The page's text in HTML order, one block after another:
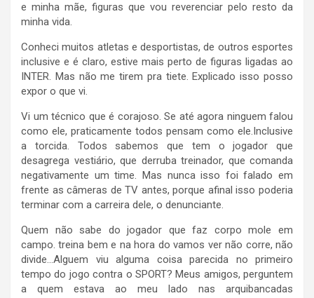
e minha mãe, figuras que vou reverenciar pelo resto da
minha vida.
Conheci muitos atletas e desportistas, de outros esportes
inclusive e é claro, estive mais perto de figuras ligadas ao
INTER. Mas não me tirem pra tiete. Explicado isso posso
expor o que vi.
Vi um técnico que é corajoso. Se até agora ninguem falou
como ele, praticamente todos pensam como ele.Inclusive
a torcida. Todos sabemos que tem o jogador que
desagrega vestiário, que derruba treinador, que comanda
negativamente um time. Mas nunca isso foi falado em
frente as câmeras de TV antes, porque afinal isso poderia
terminar com a carreira dele, o denunciante.
Quem não sabe do jogador que faz corpo mole em
campo. treina bem e na hora do vamos ver não corre, não
divide…Alguem viu alguma coisa parecida no primeiro
tempo do jogo contra o SPORT? Meus amigos, perguntem
a quem estava ao meu lado nas arquibancadas